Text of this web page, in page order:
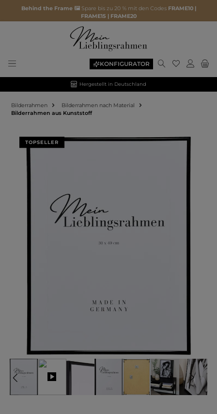
Behind the Frame 🖼️ Spare bis zu 20 % mit den Codes FRAME10 |
FRAME15 | FRAME20
KONFIGURATOR
Hergestellt in Deutschland
Bilderrahmen
Bilderrahmen nach Material
Bilderrahmen aus Kunststoff
Bildergalerie überspringen
TOPSELLER